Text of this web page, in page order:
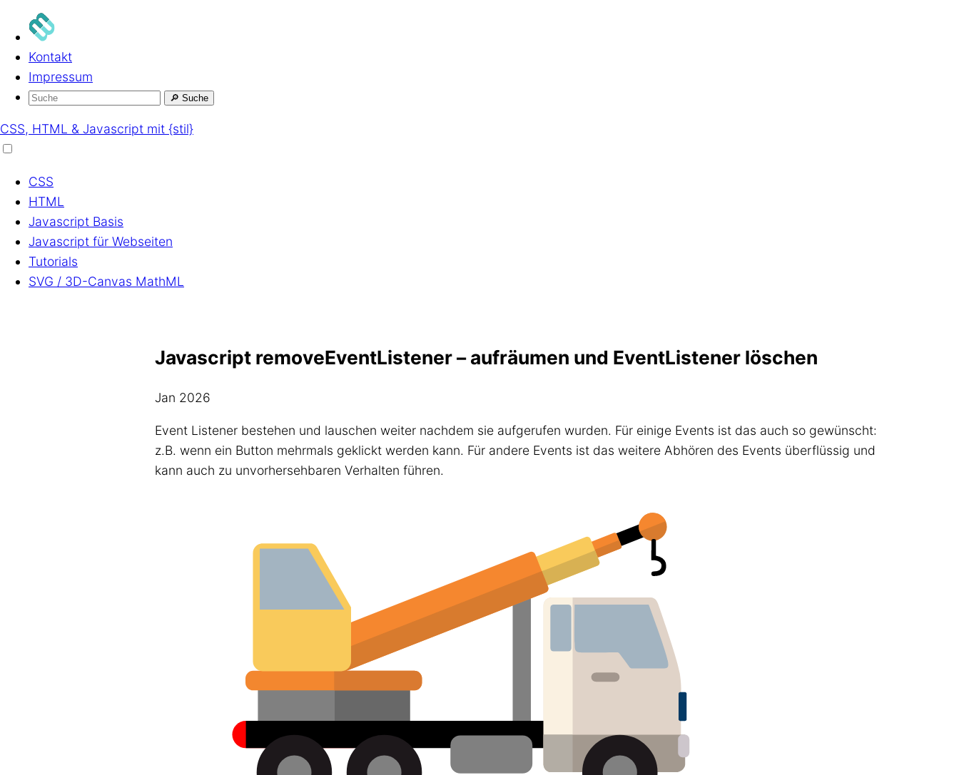
Kontakt
Impressum
🔎 Suche
CSS, HTML & Javascript mit {stil}
CSS
HTML
Javascript Basis
Javascript für Webseiten
Tutorials
SVG / 3D-Canvas MathML
Javascript removeEventListener – aufräumen und EventListener löschen
Jan 2026
Event Listener bestehen und lauschen weiter nachdem sie aufgerufen wurden. Für einige Events ist das auch so gewünscht:
z.B. wenn ein Button mehrmals geklickt werden kann. Für andere Events ist das weitere Abhören des Events überflüssig und
kann auch zu unvorhersehbaren Verhalten führen.